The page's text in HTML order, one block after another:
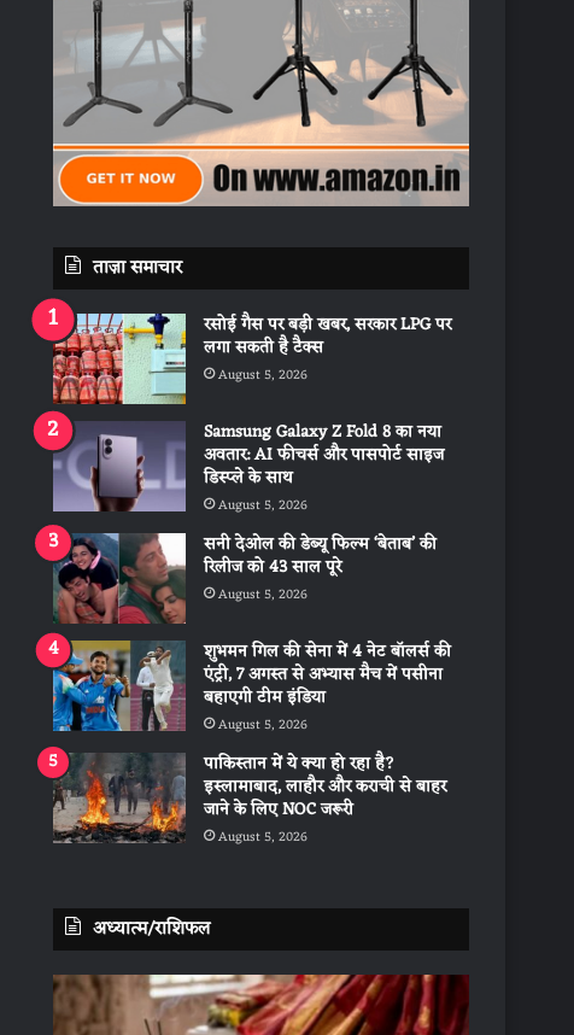
ताज़ा समाचार
रसोई गैस पर बड़ी खबर, सरकार LPG पर
लगा सकती है टैक्स
August 5, 2026
Samsung Galaxy Z Fold 8 का नया
अवतार: AI फीचर्स और पासपोर्ट साइज
डिस्प्ले के साथ
August 5, 2026
सनी देओल की डेब्यू फिल्म ‘बेताब’ की
रिलीज को 43 साल पूरे
August 5, 2026
शुभमन गिल की सेना में 4 नेट बॉलर्स की
एंट्री, 7 अगस्त से अभ्यास मैच में पसीना
बहाएगी टीम इंडिया
August 5, 2026
पाकिस्तान में ये क्या हो रहा है?
इस्लामाबाद, लाहौर और कराची से बाहर
जाने के लिए NOC जरूरी
August 5, 2026
अध्यात्म/राशिफल